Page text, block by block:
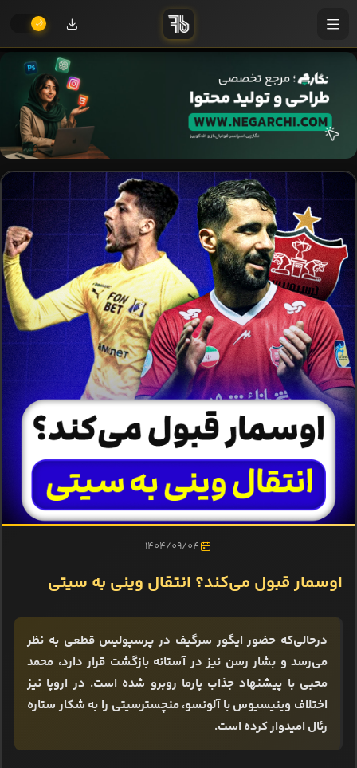
1404/09/04
اوسمار قبول می‌کند؟ انتقال وینی به سیتی
درحالی‌که حضور ایگور سرگیف در پرسپولیس قطعی به نظر
می‌رسد و بشار رسن نیز در آستانه بازگشت قرار دارد، محمد
محبی با پیشنهاد جذاب پارما روبرو شده است. در اروپا نیز
اختلاف وینیسیوس با آلونسو، منچسترسیتی را به شکار ستاره
رئال امیدوار کرده است.